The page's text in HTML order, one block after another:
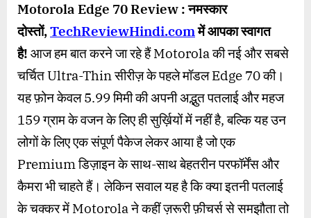
on
Motorola
Edge
70
Ultra-
Thin
Review:
बिना
किसी
कमी
के
मिला
शानदार
अनुभव?
Motorola Edge 70 Review : नमस्कार
दोस्तों,TechReviewHindi.comमें आपका स्वागत
है! आज हम बात करने जा रहे हैं Motorola की नई और सबसे
चर्चित Ultra-Thin सीरीज़ के पहले मॉडल Edge 70 की।
यह फ़ोन केवल 5.99 मिमी की अपनी अद्भुत पतलाई और महज
159 ग्राम के वजन के लिए ही सुर्ख़ियों में नहीं है, बल्कि यह उन
लोगों के लिए एक संपूर्ण पैकेज लेकर आया है जो एक
Premium डिज़ाइन के साथ-साथ बेहतरीन परफॉर्मेंस और
कैमरा भी चाहते हैं। लेकिन सवाल यह है कि क्या इतनी पतलाई
के चक्कर में Motorola ने कहीं ज़रूरी फ़ीचर्स से समझौता तो